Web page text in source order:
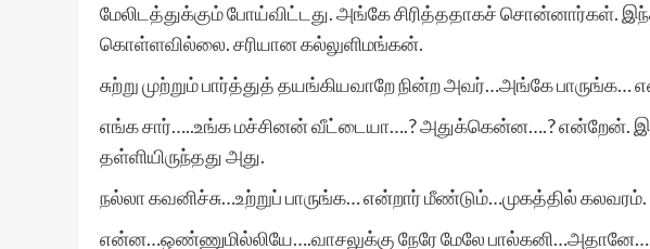
மேலிடத்துக்கும் போய்விட்டது. அங்கே சிரித்ததாகச் சொன்னார்கள்.
கொள்ளவில்லை. சரியான கல்லுளிமங்கன்.
சுற்று முற்றும் பார்த்துத் தயங்கியவாறே நின்ற அவர்…அங்கே பாருங்க…
எங்க சார்…..உங்க மச்சினன் வீட்டையா….? அதுக்கென்ன….? என்றேன்.
தள்ளியிருந்தது அது.
நல்லா கவனிச்சு…உற்றுப் பாருங்க… என்றார் மீண்டும்…முகத்தில் கலவரம்.
என்ன…ஒண்ணுமில்லியே….வாசலுக்கு நேரே மேலே